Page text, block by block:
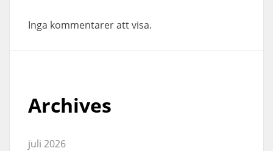
Inga kommentarer att visa.
Archives
juli 2026